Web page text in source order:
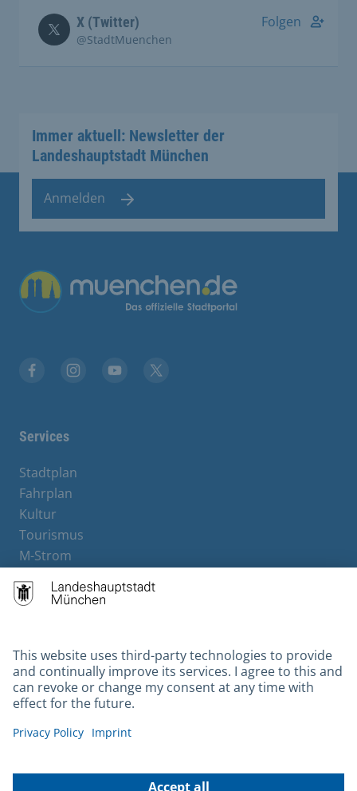
X (Twitter)
@StadtMuenchen
Folgen
Immer aktuell: Newsletter der
Landeshauptstadt München
Anmelden
Übergreifende Links
Services
Stadtplan
Fahrplan
Kultur
Tourismus
M-Strom
Hotels
Contact
Barrierefreiheit
Leichte Sprache
Gebärdensprache
Kontakt